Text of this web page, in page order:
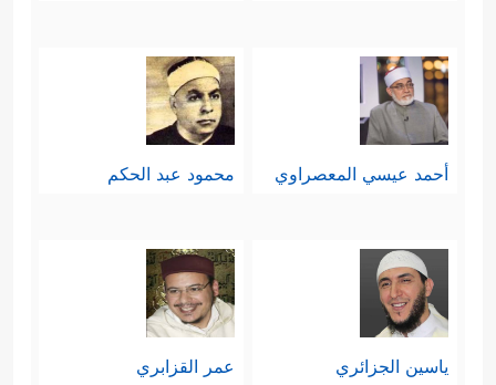
أحمد عيسي المعصراوي محمود عبد الحكم
ياسين الجزائري عمر القزابري